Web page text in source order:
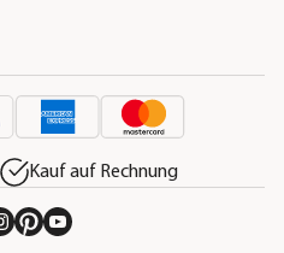
Kauf auf Rechnung